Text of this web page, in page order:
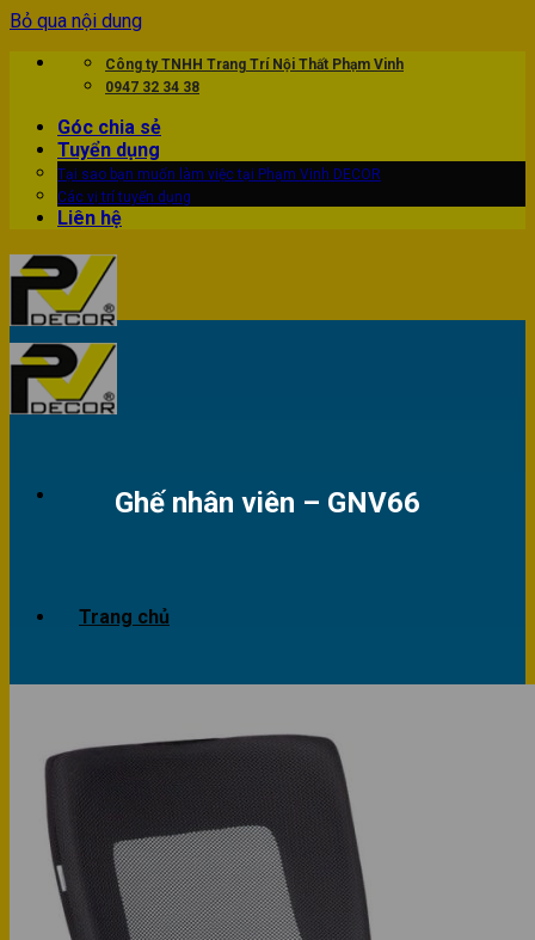
Bỏ qua nội dung
Công ty TNHH Trang Trí Nội Thất Phạm Vinh
0947 32 34 38
Góc chia sẻ
Tuyển dụng
Tại sao bạn muốn làm việc tại Phạm Vinh DECOR
Các vị trí tuyển dụng
Liên hệ
Trang chủ
Dự án
Công trình văn phòng
Công trình nhà ở
Ghế nhân viên – GNV66